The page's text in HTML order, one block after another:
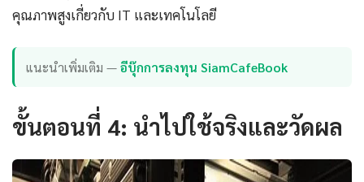
คุณภาพสูงเกี่ยวกับ IT และเทคโนโลยี
แนะนำเพิ่มเติม —อีบุ๊กการลงทุน SiamCafeBook
ขั้นตอนที่ 4: นำไปใช้จริงและวัดผล